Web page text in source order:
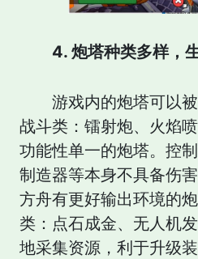
4. 炮塔种类多样，
游戏内的炮塔可以
战斗类：镭射炮、火焰
功能性单一的炮塔。控
制造器等本身不具备伤
方舟有更好输出环境的
类：点石成金、无人机
地采集资源，利于升级装